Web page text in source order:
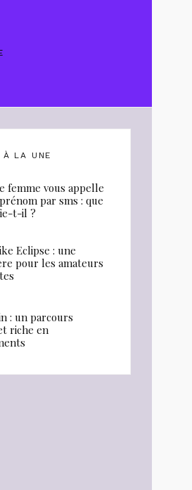
À LA UNE
femme vous appelle
par sms : que
t-il ?
Eclipse : une
pour les amateurs
: un parcours
riche en